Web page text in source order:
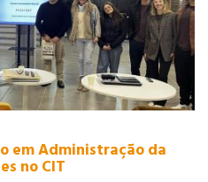
em Administração da
no CIT